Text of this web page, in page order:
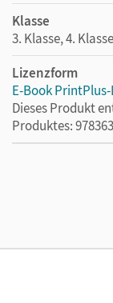
Klasse
3. Klasse, 4. Klasse
Lizenzform
E-Book
Dieses Produkt
Produktes:
ein Jahr lang